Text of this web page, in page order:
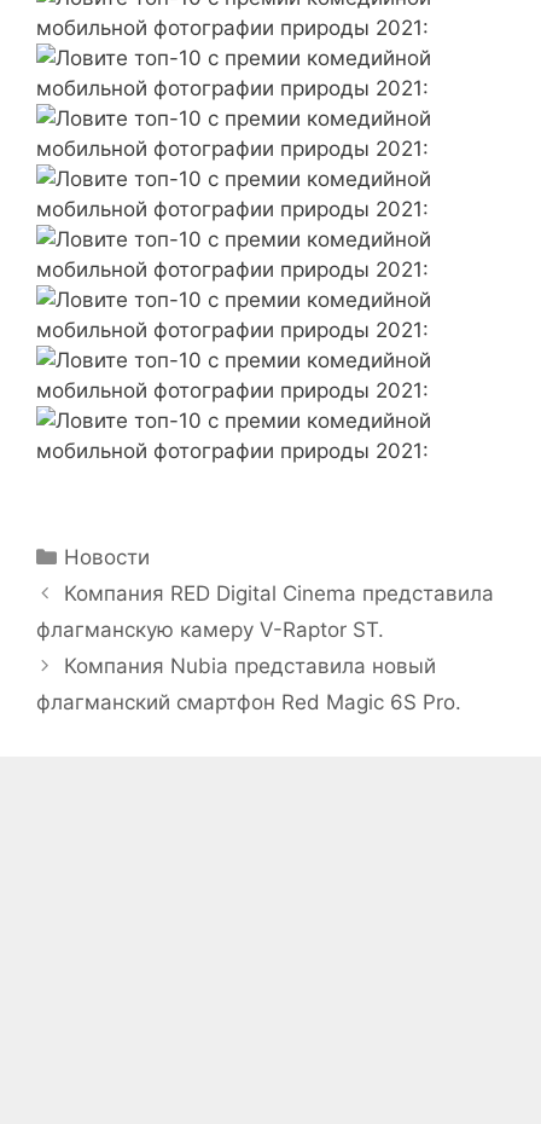
Рубрики
Новости
Компания RED Digital Cinema представила
флагманскую камеру V-Raptor ST.
Компания Nubia представила новый
флагманский смартфон Red Magic 6S Pro.